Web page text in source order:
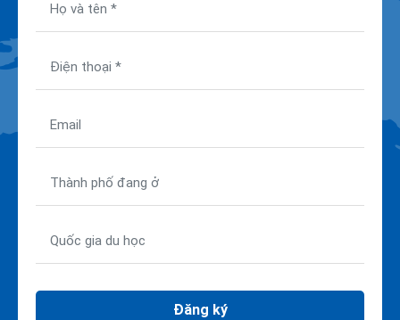
Đăng ký